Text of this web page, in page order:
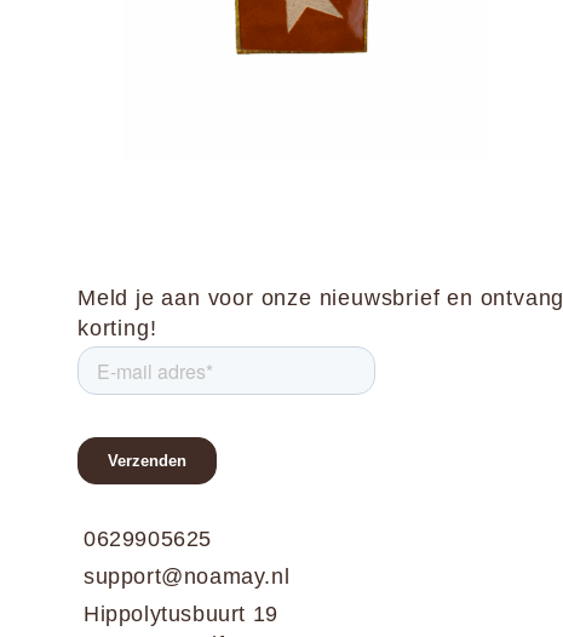
Meld je aan voor onze nieuwsbrief en
korting!
0629905625
support@noamay.nl
Hippolytusbuurt 19